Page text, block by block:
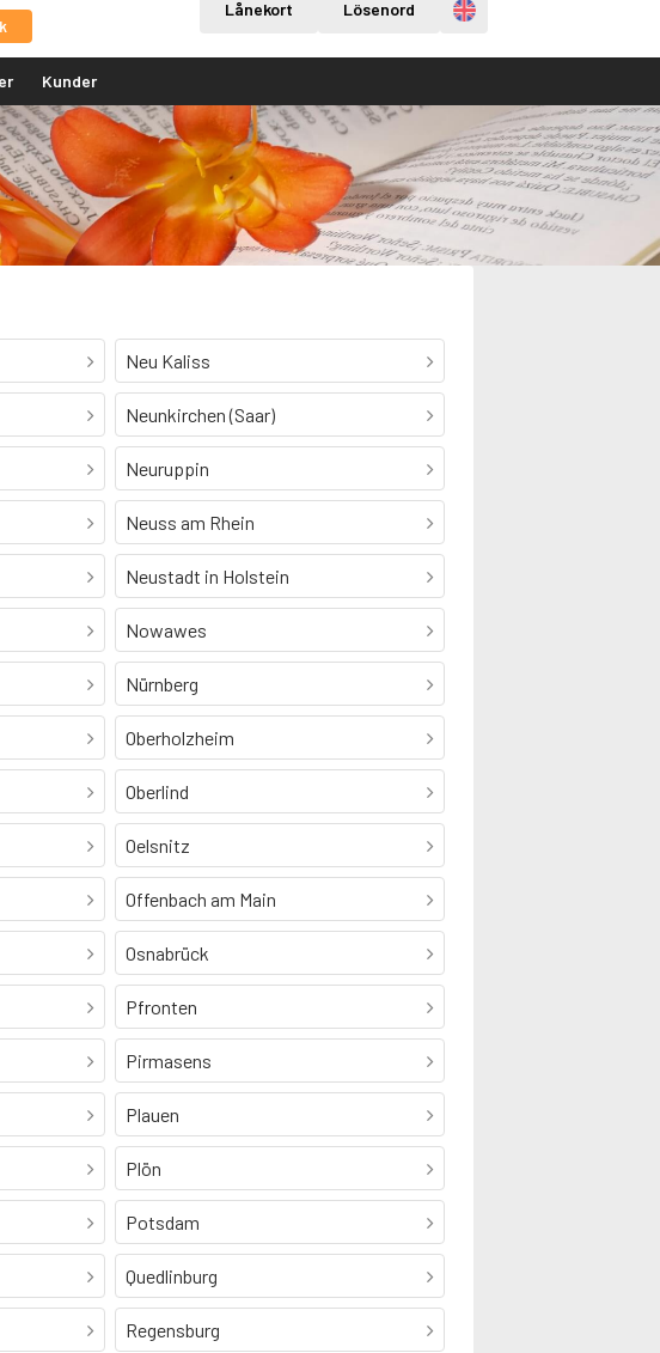
Lånekort Lösenord Engelska
Kunder
Neu Kaliss
Neunkirchen (Saar)
Neuruppin
Neuss am Rhein
Neustadt in Holstein
Nowawes
Nürnberg
Oberholzheim
Oberlind
Oelsnitz
Offenbach am Main
Osnabrück
Pfronten
Pirmasens
Plauen
Plön
Potsdam
Quedlinburg
Regensburg